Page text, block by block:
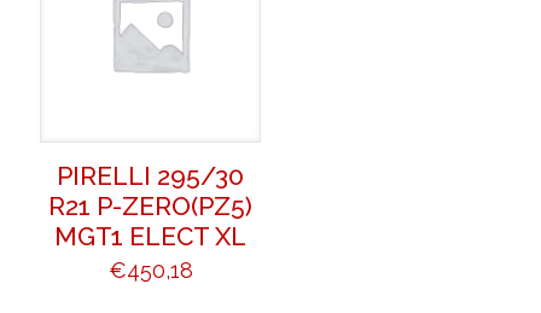
PIRELLI 295/30
R21 P-ZERO(PZ5)
MGT1 ELECT XL
€450,18